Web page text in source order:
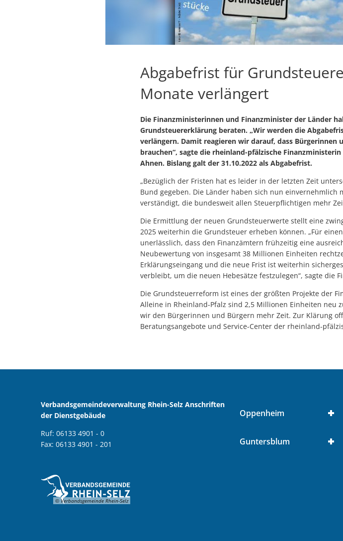
Abgabefrist für
Monate verlängert
Die Finanzministerinnen und Finanzminister der Länder
Grundsteuererklärung beraten. „Wir werden die
verlängern. Damit reagieren wir darauf, dass Bürgerinnen
brauchen“, sagte die rheinland-pfälzische
Ahnen. Bislang galt der 31.10.2022 als Abgabefrist.
„Bezüglich der Fristen hat es leider in der letzten Zeit
Bund gegeben. Die Länder haben sich nun
verständigt, die bundesweit allen Steuerpflichtigen mehr
Die Ermittlung der neuen Grundsteuerwerte stellt eine
2025 weiterhin die Grundsteuer erheben können. „Für
unerlässlich, dass den Finanzämtern frühzeitig eine
Neubewertung von insgesamt 38 Millionen Einheiten
Erklärungseingang und die neue Frist ist weiterhin
verbleibt, um die neuen Hebesätze festzulegen“, sagte die
Die Grundsteuerreform ist eines der größten Projekte der
Alleine in Rheinland-Pfalz sind 2,5 Millionen Einheiten neu
wir den Bürgerinnen und Bürgern mehr Zeit. Zur Klärung
Beratungsangebote und Service-Center der rheinland-
Verbandsgemeindeverwaltung Rhein-Selz Anschriften
der Dienstgebäude
Ruf: 06133 4901 - 0
Fax: 06133 4901 - 201
© Verbandsgemeinde Rhein-Selz
Oppenheim
Guntersblum